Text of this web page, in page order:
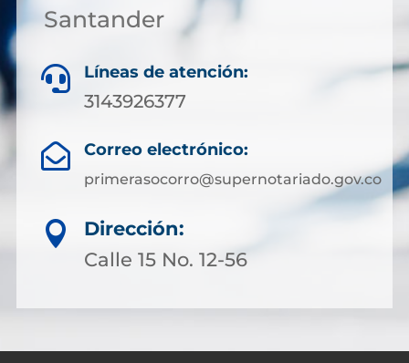
Santander
 Líneas de atención:
3143926377
 Correo electrónico:
primerasocorro@supernotariado.gov.co

Dirección:
Calle 15 No. 12-56